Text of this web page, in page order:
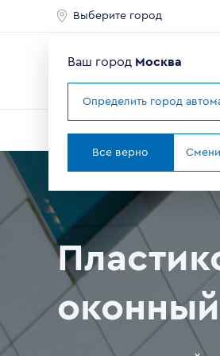
Выберите город
Ведущий
Ваш город Москва
Определить город
Все верно